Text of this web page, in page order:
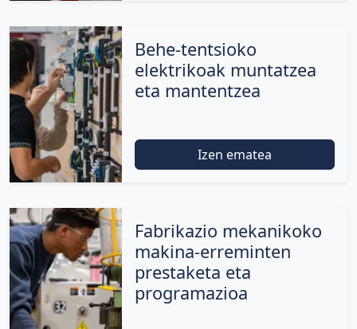
Behe-tentsioko
elektrikoak muntatzea
eta mantentzea
Izen ematea
Fabrikazio mekanikoko
makina-erreminten
prestaketa eta
programazioa